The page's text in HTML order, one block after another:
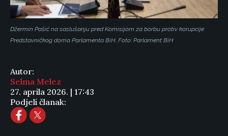
Džermin Pašić na saslušanju pred Komisijom za borbu protiv korupcije
Predstavničkog doma Parlamenta BiH. Foto: Parlament BiH
Autor:
Selma Melez
27. aprila 2026. | 17:43
Podjeli članak: